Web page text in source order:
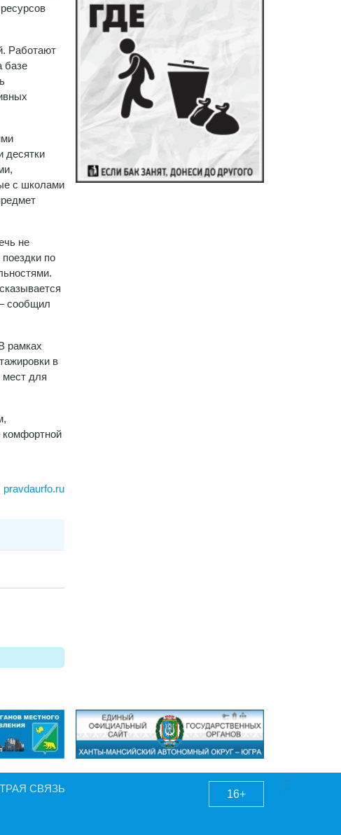
Работают
базе
десятки
с школами
не
по
сообщил
рамках
в
мест для
комфортной
pravdaurfo.ru
СВЯЗЬ 16+